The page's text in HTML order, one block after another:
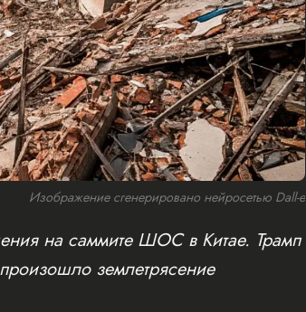
Изображение сгенерировано нейросетью Dall-e
на саммите ШОС в Китае. Трамп
землетрясение